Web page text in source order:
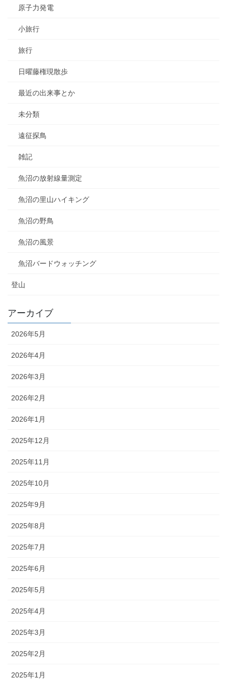
原子力発電
小旅行
旅行
日曜藤権現散歩
最近の出来事とか
未分類
遠征探鳥
雑記
魚沼の放射線量測定
魚沼の里山ハイキング
魚沼の野鳥
魚沼の風景
魚沼バードウォッチング
登山
アーカイブ
2026年5月
2026年4月
2026年3月
2026年2月
2026年1月
2025年12月
2025年11月
2025年10月
2025年9月
2025年8月
2025年7月
2025年6月
2025年5月
2025年4月
2025年3月
2025年2月
2025年1月